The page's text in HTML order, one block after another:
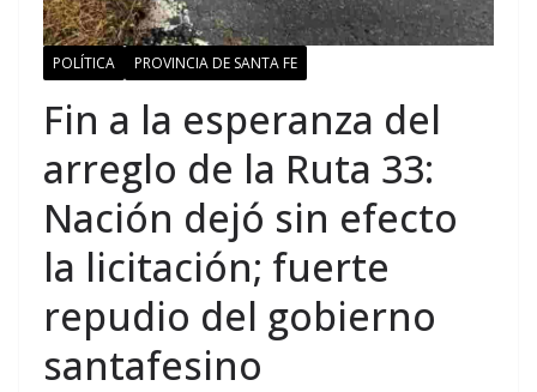
POLÍTICA PROVINCIA DE SANTA FE
Fin a la esperanza del
arreglo de la Ruta 33:
Nación dejó sin efecto
la licitación; fuerte
repudio del gobierno
santafesino